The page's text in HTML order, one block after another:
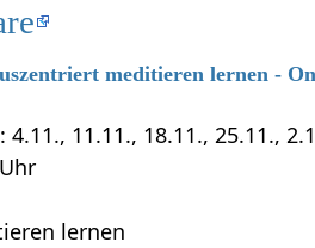
meditieren lernen -
11.11., 18.11., 25.11.,
lernen